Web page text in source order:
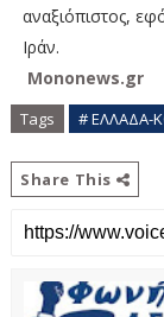
αναξιόπιστος,
Ιράν.
Mononews.gr
Tags # ΕΛΛΑΔΑ-
Share This